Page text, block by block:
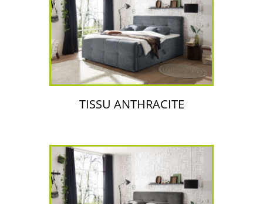
TISSU ANTHRACITE